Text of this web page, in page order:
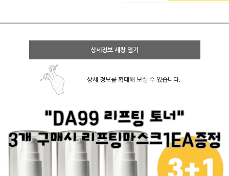
상세정보 새창 열기
상세 정보를 확대해 보실 수 있습니다.